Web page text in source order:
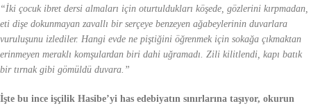
“İki çocuk ibret dersi almaları için oturtuldukları köşede, gözlerini kırpmadan,
eti dişe dokunmayan zavallı bir serçeye benzeyen ağabeylerinin duvarlara
vuruluşunu izlediler. Hangi evde ne piştiğini öğrenmek için sokağa çıkmaktan
erinmeyen meraklı komşulardan biri dahi uğramadı. Zili kilitlendi, kapı batık
bir tırnak gibi gömüldü duvara.”
İşte bu ince işçilik Hasibe’yi has edebiyatın sınırlarına taşıyor, okurun